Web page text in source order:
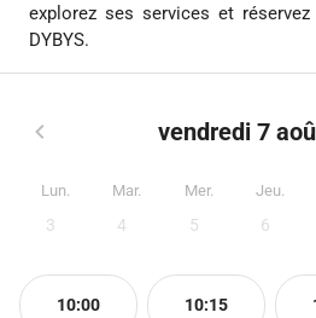
explorez ses services et
DYBYS.
vendredi 7
Lun.
3
Mar.
4
Mer.
5
Jeu.
6
10:00 10:15